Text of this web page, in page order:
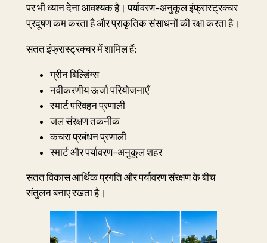
पर भी ध्यान देना आवश्यक है। पर्यावरण-अनुकूल इंफ्रास्ट्रक्चर
प्रदूषण कम करता है और प्राकृतिक संसाधनों की रक्षा करता है।
सतत इंफ्रास्ट्रक्चर में शामिल हैं:
ग्रीन बिल्डिंग्स
नवीकरणीय ऊर्जा परियोजनाएँ
स्मार्ट परिवहन प्रणाली
जल संरक्षण तकनीक
कचरा प्रबंधन प्रणाली
स्मार्ट और पर्यावरण-अनुकूल शहर
सतत विकास आर्थिक प्रगति और पर्यावरण संरक्षण के बीच
संतुलन बनाए रखता है।